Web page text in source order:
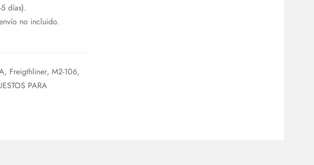
días).
no incluido.
, Freigthliner, M2-106,
PARA